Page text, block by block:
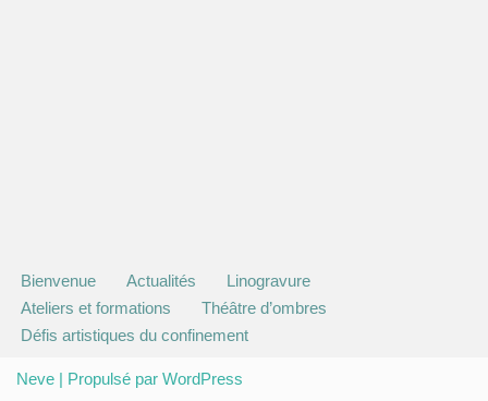
Bienvenue Actualités
Linogravure
Ateliers et formations
Théâtre d’ombres
Défis artistiques du confinement
Neve | Propulsé par WordPress